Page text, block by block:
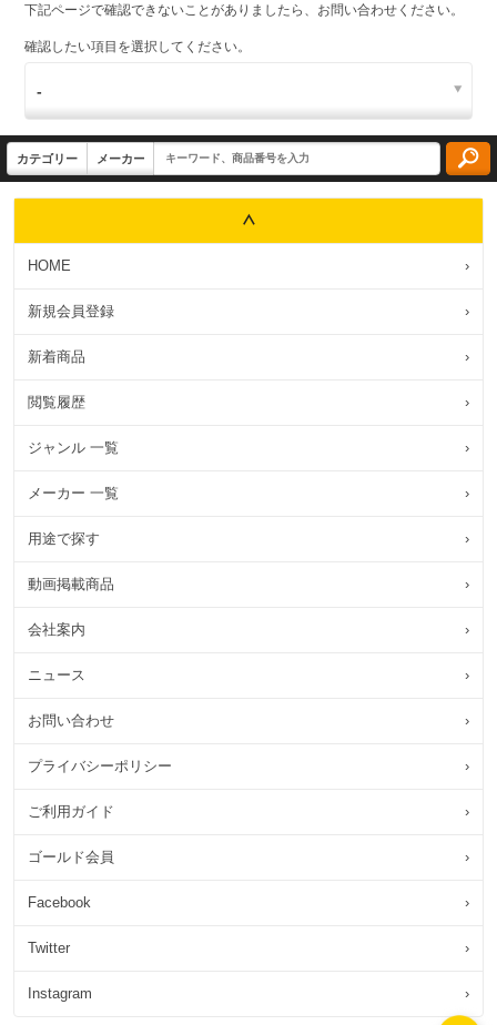
下記ページで確認できないことがありましたら、お問い合わせください。
確認したい項目を選択してください。
HOME ›
新規会員登録 ›
新着商品 ›
閲覧履歴 ›
ジャンル 一覧 ›
メーカー 一覧 ›
用途で探す ›
動画掲載商品 ›
会社案内 ›
ニュース ›
お問い合わせ ›
プライバシーポリシー ›
ご利用ガイド ›
ゴールド会員 ›
Facebook ›
Twitter ›
Instagram ›